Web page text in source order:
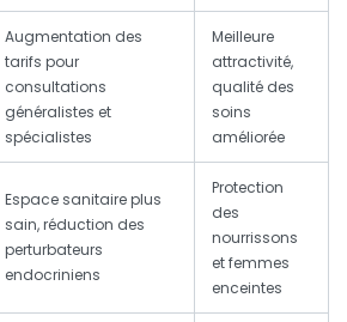
Augmentation des
tarifs pour
consultations
généralistes et
spécialistes
Meilleure
attractivité,
qualité des
soins
améliorée
Espace sanitaire plus
sain, réduction des
perturbateurs
endocriniens
Protection
des
nourrissons
et femmes
enceintes